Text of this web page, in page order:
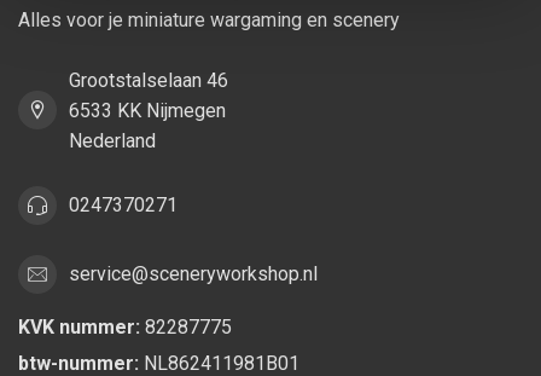
Alles voor je miniature wargaming en scenery
Grootstalselaan 46
6533 KK Nijmegen
Nederland
0247370271
service@sceneryworkshop.nl
KVK nummer: 82287775
btw-nummer: NL862411981B01